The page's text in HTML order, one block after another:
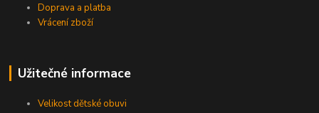
Doprava a platba
Vrácení zboží
Užitečné informace
Velikost dětské obuvi